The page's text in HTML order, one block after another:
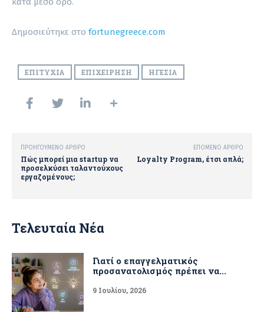
Δημοσιεύτηκε στο fortunegreece.com
ΕΠΙΤΥΧΊΑ ΕΠΙΧΕΊΡΗΣΗ ΗΓΕΣΊΑ
ΠΡΟΗΓΟΎΜΕΝΟ ΆΡΘΡΟ
Πώς μπορεί μια startup να
προσελκύσει ταλαντούχους
εργαζομένους;
ΕΠΌΜΕΝΟ ΆΡΘΡΟ
Loyalty Program, έτσι απλά;
Τελευταία Νέα
Γιατί ο επαγγελματικός
προσανατολισμός πρέπει να...
9 Ιουλίου, 2026